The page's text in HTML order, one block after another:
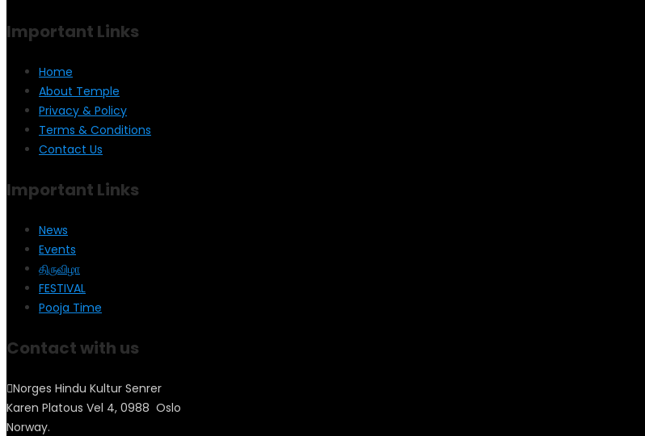
Important Links
Home
About Temple
Privacy & Policy
Terms & Conditions
Contact Us
Important Links
News
Events
திருவிழா
FESTIVAL
Pooja Time
Contact with us
Norges Hindu Kultur Senrer
Karen Platous Vel 4, 0988 Oslo
Norway.